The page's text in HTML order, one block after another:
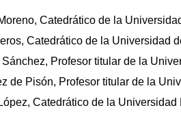
Catedrático de la
Catedrático de la Universidad
Profesor titular de la
de Pisón, Profesor titular de la
Catedrático de la